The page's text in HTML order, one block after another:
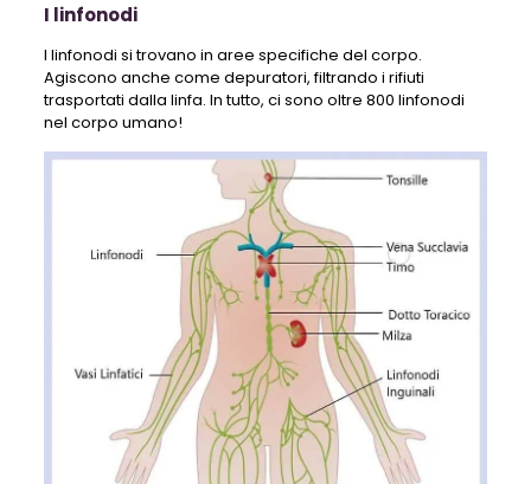
I linfonodi
I linfonodi si trovano in aree specifiche del corpo.
Agiscono anche come depuratori, filtrando i rifiuti
trasportati dalla linfa. In tutto, ci sono oltre 800 linfonodi
nel corpo umano!